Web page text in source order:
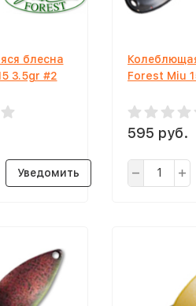
блесна
3.5gr #2
Уведомить
Forest Miu
595 руб.